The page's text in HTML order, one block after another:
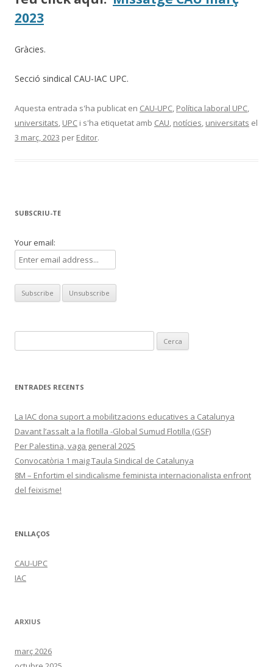
2023
Gràcies.
Secció sindical CAU-IAC UPC.
Aquesta entrada s'ha publicat en CAU-UPC Política laboral UPC
universitats UPC i s'ha etiquetat amb CAU notícies universitats el
3 març, 2023 per Editor.
SUBSCRIU-TE
Your email:
ENTRADES RECENTS
La IAC dona suport a mobilitzacions educatives a Catalunya
Davant l’assalt a la flotilla -Global Sumud Flotilla (GSF)
Per Palestina, vaga general 2025
Convocatòria 1 maig Taula Sindical de Catalunya
8M – Enfortim el sindicalisme feminista internacionalista enfront
del feixisme!
ENLLAÇOS
CAU-UPC
IAC
ARXIUS
març 2026